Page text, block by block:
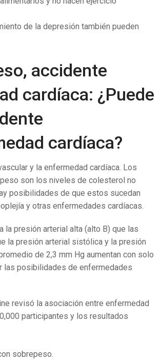
de la depresión también pueden
accidente
cardíaca: ¿Puede
cardíaca?
y la enfermedad cardíaca. Los
son los niveles de colesterol no
posibilidades de que estos sucedan
y otras enfermedades cardíacas.
presión arterial alta (alto B) que las
la presión arterial sistólica y la presión
de 2,3 mm Hg aumentan con solo
las posibilidades de enfermedades
revisó la asociación entre enfermedad
participantes y los resultados
sobrepeso.